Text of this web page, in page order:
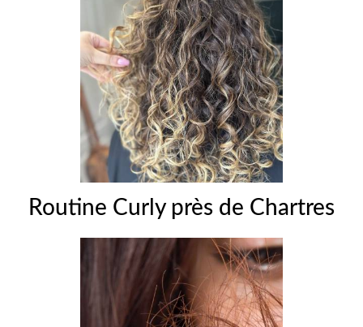
Routine Curly près de Chartres